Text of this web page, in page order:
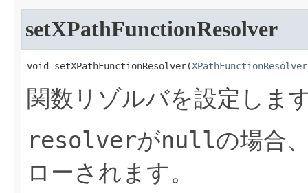
setXPathFunctionResolver
void setXPathFunctionResolver​(XPathFunctionResolver
関数リゾルバを設定しま
resolverがnullの場合
ローされます。